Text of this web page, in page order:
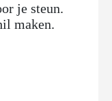
je steun.
maken.